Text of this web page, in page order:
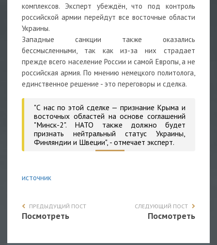
комплексов. Эксперт убеждён, что под контроль
российской армии перейдут все восточные области
Украины.
Западные санкции также оказались
бессмысленными, так как из-за них страдает
прежде всего население России и самой Европы, а не
российская армия. По мнению немецкого политолога,
единственное решение - это переговоры и сделка.
"С нас по этой сделке — признание Крыма и
восточных областей на основе соглашений
"Минск-2". НАТО также должно будет
признать нейтральный статус Украины,
Финляндии и Швеции", - отмечает эксперт.
источник
ПРЕДЫДУЩИЙ ПОСТ
Посмотреть
СЛЕДУЮЩИЙ ПОСТ
Посмотреть